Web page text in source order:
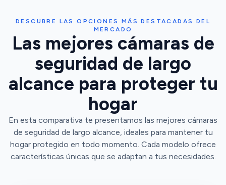
DESCUBRE LAS OPCIONES MÁS DESTACADAS DEL
MERCADO
Las mejores cámaras de
seguridad de largo
alcance para proteger tu
hogar
En esta comparativa te presentamos las mejores cámaras
de seguridad de largo alcance, ideales para mantener tu
hogar protegido en todo momento. Cada modelo ofrece
características únicas que se adaptan a tus necesidades.